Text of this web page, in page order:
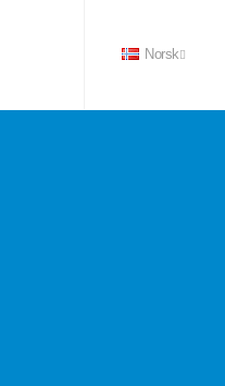
Norsk